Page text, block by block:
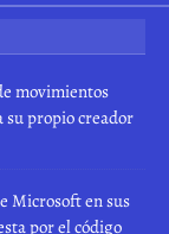
movimientos
su propio creador
Microsoft en sus
por el código